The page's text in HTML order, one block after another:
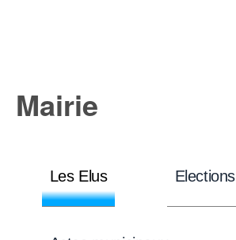
Mairie
Les Elus Elections